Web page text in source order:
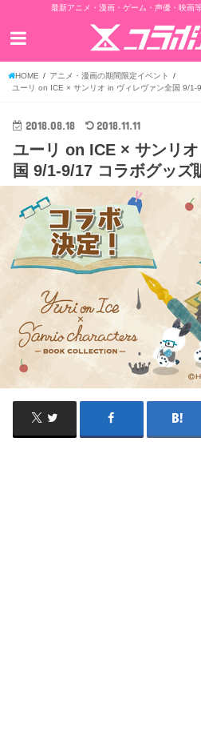
最新アニメ・漫画・ゲーム・声優・映画
HOME
アニメ・漫画の期間限定イベント
ユーリ on ICE × サンリオ in ヴィレヴァン全国 9/1-
2018.08.18 2018.11.11
ユーリ on ICE × サンリ
国 9/1-9/17 コラボグッズ